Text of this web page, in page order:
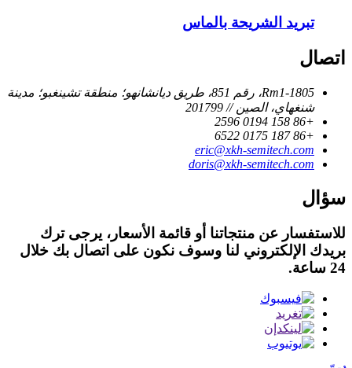
تبريد الشريحة بالماس
اتصال
Rm1-1805، رقم 851، طريق ديانشانهو؛ منطقة تشينغبو؛ مدينة
شنغهاي، الصين // 201799
+86 158 0194 2596
+86 187 0175 6522
eric@xkh-semitech.com
doris@xkh-semitech.com
سؤال
للاستفسار عن منتجاتنا أو قائمة الأسعار، يرجى ترك
بريدك الإلكتروني لنا وسوف نكون على اتصال بك خلال
24 ساعة.